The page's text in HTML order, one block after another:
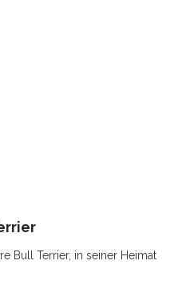
Bull Terrier, in seiner Heimat